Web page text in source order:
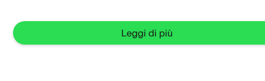
Leggi di più